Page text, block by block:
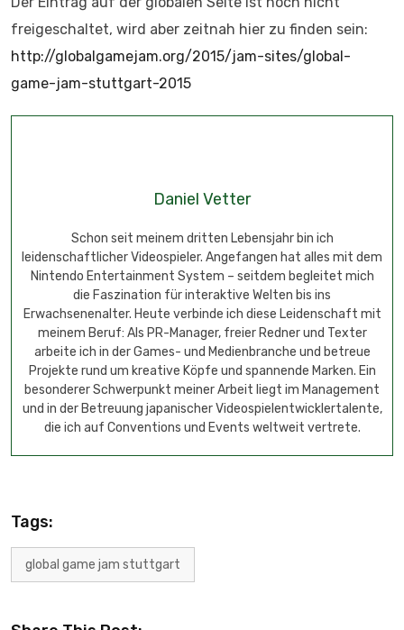
freigeschaltet, wird aber zeitnah hier zu finden sein:
http://globalgamejam.org/2015/jam-sites/global-
game-jam-stuttgart-2015
Daniel Vetter
Schon seit meinem dritten Lebensjahr bin ich
leidenschaftlicher Videospieler. Angefangen hat alles mit dem
Nintendo Entertainment System – seitdem begleitet mich
die Faszination für interaktive Welten bis ins
Erwachsenenalter. Heute verbinde ich diese Leidenschaft mit
meinem Beruf: Als PR-Manager, freier Redner und Texter
arbeite ich in der Games- und Medienbranche und betreue
Projekte rund um kreative Köpfe und spannende Marken. Ein
besonderer Schwerpunkt meiner Arbeit liegt im Management
und in der Betreuung japanischer Videospielentwicklertalente,
die ich auf Conventions und Events weltweit vertrete.
Tags:
global game jam stuttgart